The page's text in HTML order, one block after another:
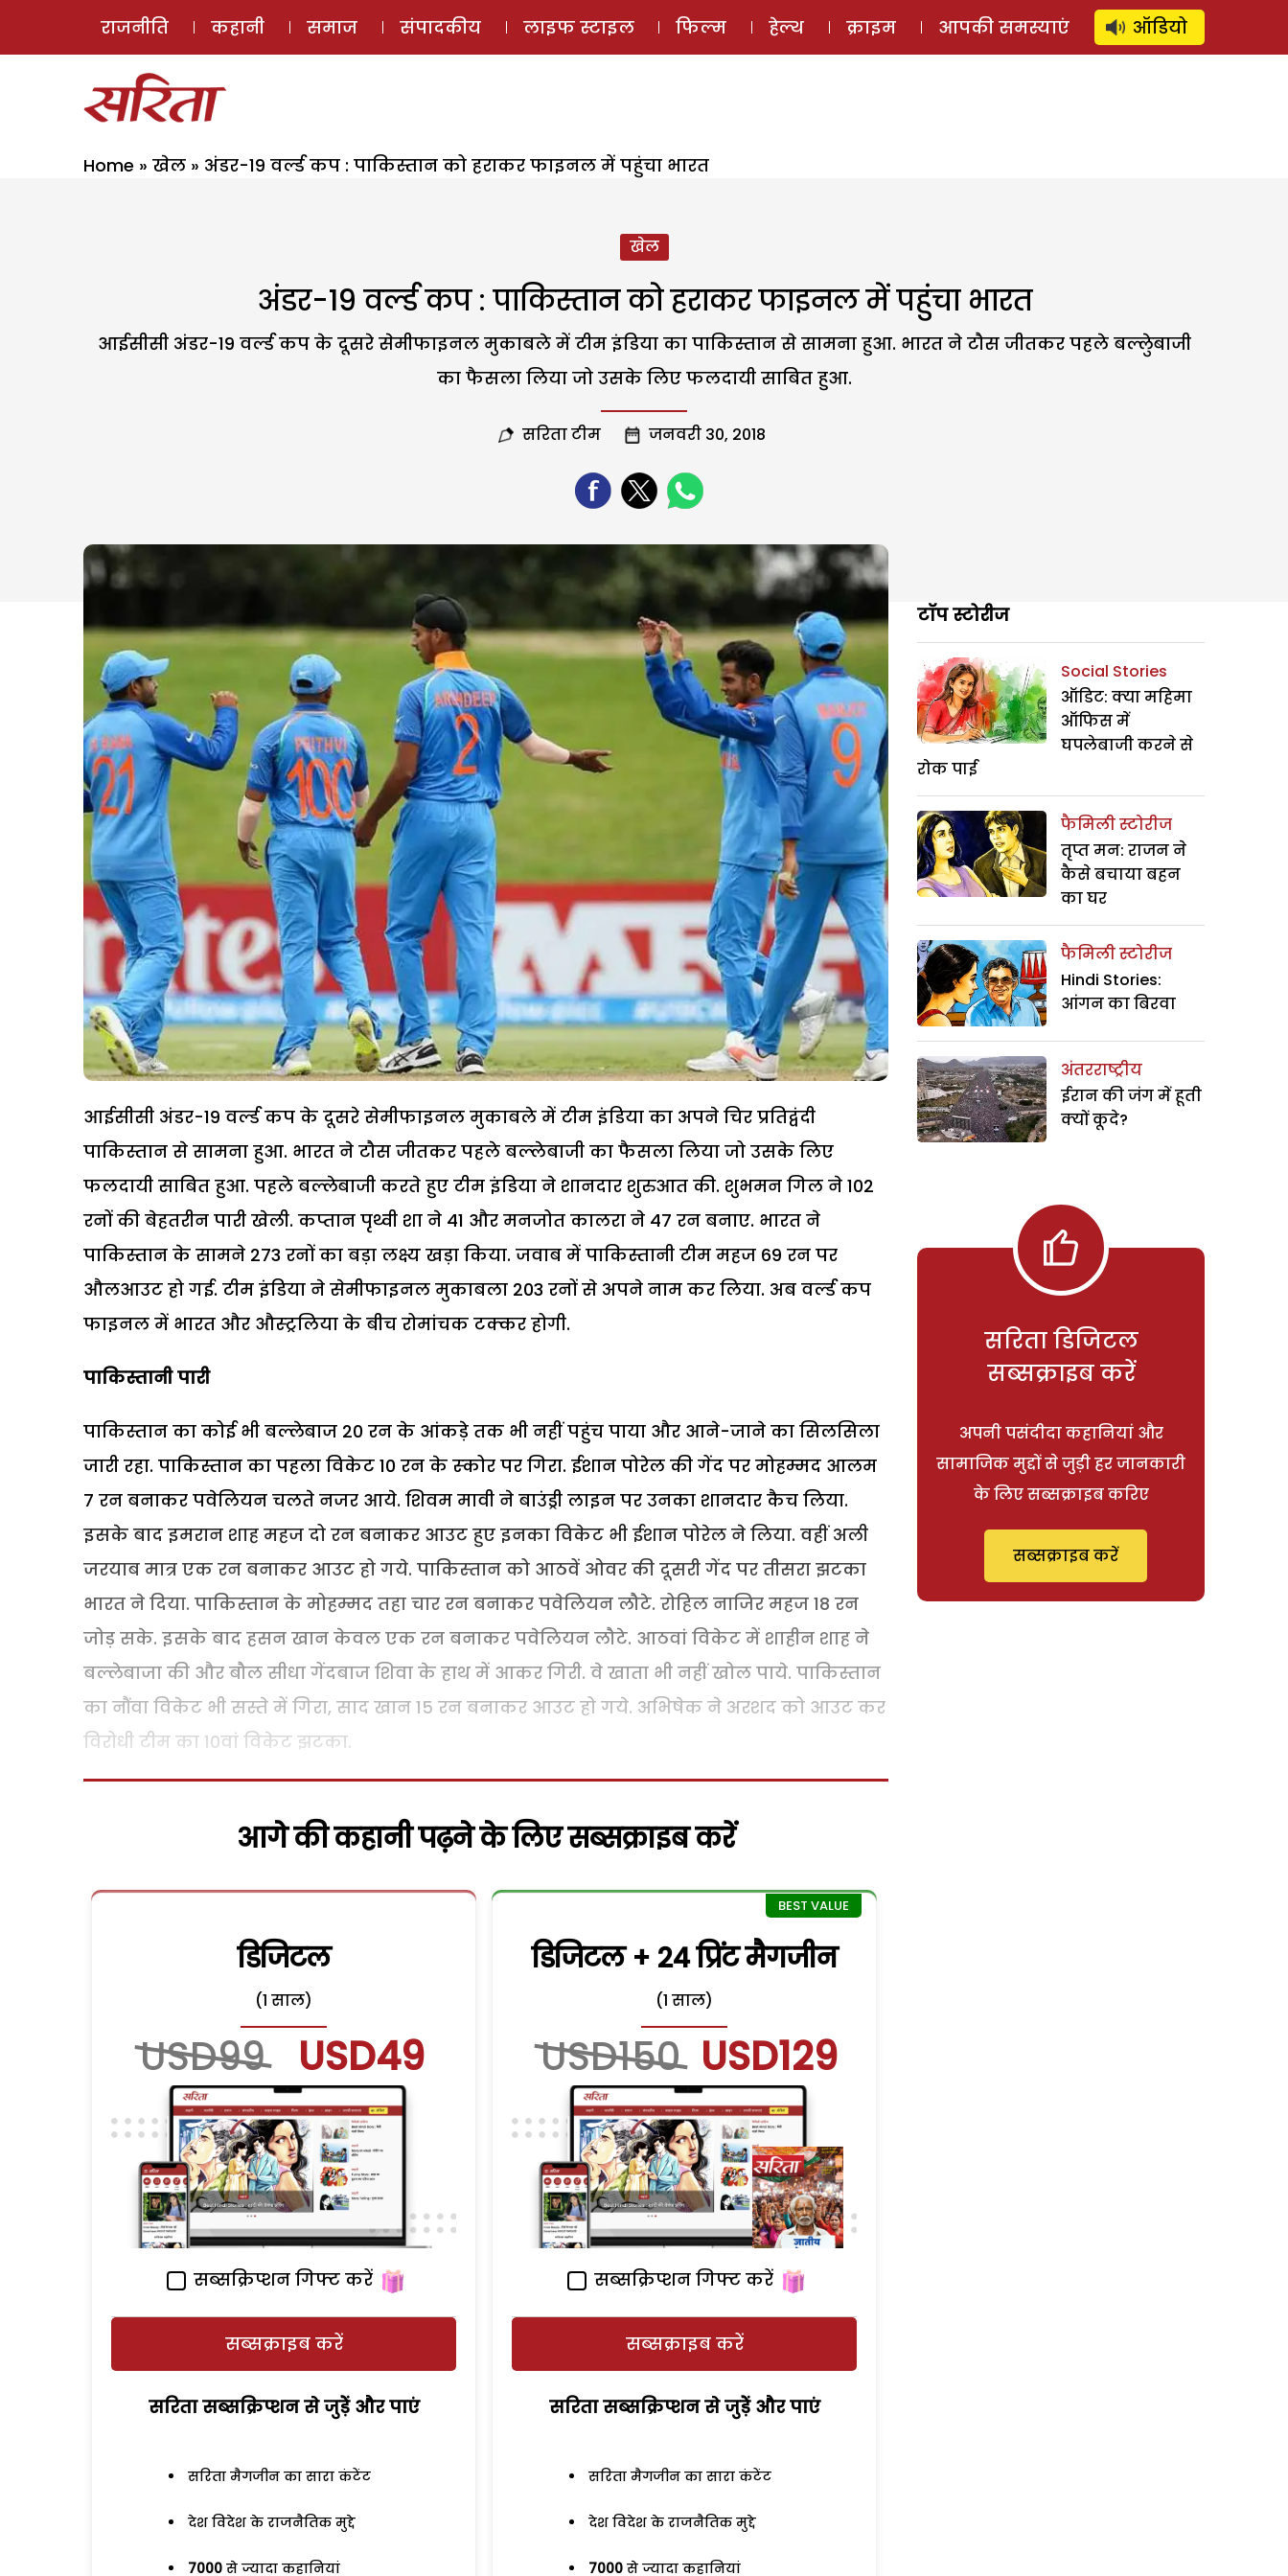
ई-मैगज़ीन ऑडियो स्टोरी लॉग इन ⚲ SUBSCRIBE
राजनीति कहानी समाज संपादकीय लाइफ स्टाइल फिल्म हेल्थ क्राइम आपकी समस्याएं ऑडियो
Home » खेल » अंडर-19 वर्ल्ड कप : पाकिस्तान को हराकर फाइनल में पहुंचा भारत
खेल
अंडर-19 वर्ल्ड कप : पाकिस्तान को हराकर फाइनल में पहुंचा भारत
आईसीसी अंडर-19 वर्ल्ड कप के दूसरे सेमीफाइनल मुकाबले में टीम इंडिया का पाकिस्तान से सामना हुआ. भारत ने टौस जीतकर पहले बल्लेुबाजी
का फैसला लिया जो उसके लिए फलदायी साबित हुआ.
सरिता टीम जनवरी 30, 2018
आईसीसी अंडर-19 वर्ल्ड कप के दूसरे सेमीफाइनल मुकाबले में टीम इंडिया का अपने चिर प्रतिद्वंदी
पाकिस्तान से सामना हुआ. भारत ने टौस जीतकर पहले बल्‍लेबाजी का फैसला लिया जो उसके लिए
फलदायी साबित हुआ. पहले बल्लेबाजी करते हुए टीम इंडिया ने शानदार शुरुआत की. शुभमन गिल ने 102
रनों की बेहतरीन पारी खेली. कप्तान पृथ्वी शा ने 41 और मनजोत कालरा ने 47 रन बनाए. भारत ने
पाकिस्तान के सामने 273 रनों का बड़ा लक्ष्य खड़ा किया. जवाब में पाकिस्तानी टीम महज 69 रन पर
औलआउट हो गई. टीम इंडिया ने सेमीफाइनल मुकाबला 203 रनों से अपने नाम कर लिया. अब वर्ल्ड कप
फाइनल में भारत और औस्ट्रलिया के बीच रोमांचक टक्कर होगी.
पाकिस्तानी पारी
पाकिस्तान का कोई भी बल्लेबाज 20 रन के आंकड़े तक भी नहीं पहुंच पाया और आने-जाने का सिलसिला
जारी रहा. पाकिस्तान का पहला विकेट 10 रन के स्‍कोर पर गिरा. ईशान पोरेल की गेंद पर मोहम्मद आलम
7 रन बनाकर पवेलियन चलते नजर आये. शिवम मावी ने बाउंड्री लाइन पर उनका शानदार कैच लिया.
इसके बाद इमरान शाह महज दो रन बनाकर आउट हुए इनका विकेट भी ईशान पोरेल ने लिया. वहीं अली
जरयाब मात्र एक रन बनाकर आउट हो गये. पाकिस्‍तान को आठवें ओवर की दूसरी गेंद पर तीसरा झटका
भारत ने दिया. पाकिस्तान के मोहम्मद तहा चार रन बनाकर पवेलियन लौटे. रोहिल नाजिर महज 18 रन
जोड़ सके. इसके बाद हसन खान केवल एक रन बनाकर पवेलियन लौटे. आठवां विकेट में शाहीन शाह ने
बल्लेबाजा की और बौल सीधा गेंदबाज शिवा के हाथ में आकर गिरी. वे खाता भी नहीं खोल पाये. पाकिस्तान
का नौंवा विकेट भी सस्ते में गिरा, साद खान 15 रन बनाकर आउट हो गये. अभिषेक ने अरशद को आउट कर
विरोधी टीम का 10वां विकेट झटका.
आगे की कहानी पढ़ने के लिए सब्सक्राइब करें
डिजिटल
(1 साल)
USD99 USD49
सब्सक्रिप्शन गिफ्ट करें
सब्सक्राइब करें
सरिता सब्सक्रिप्शन से जुड़ेें और पाएं
सरिता मैगजीन का सारा कंटेंट
देश विदेश के राजनैतिक मुद्दे
7000 से ज्यादा कहानियां
डिजिटल + 24 प्रिंट मैगजीन
(1 साल)
USD150 USD129
सब्सक्रिप्शन गिफ्ट करें
सब्सक्राइब करें
सरिता सब्सक्रिप्शन से जुड़ेें और पाएं
सरिता मैगजीन का सारा कंटेंट
देश विदेश के राजनैतिक मुद्दे
7000 से ज्यादा कहानियां
टॉप स्टोरीज
Social Stories
ऑडिट: क्या महिमा
ऑफिस में
घपलेबाजी करने से
रोक पाई
फैमिली स्टोरीज
तृप्त मन: राजन ने
कैसे बचाया बहन
का घर
फैमिली स्टोरीज
Hindi Stories:
आंगन का बिरवा
अंतरराष्ट्रीय
ईरान की जंग में हूती
क्यों कूदे?
सरिता डिजिटल
सब्सक्राइब करें
अपनी पसंदीदा कहानियां और
सामाजिक मुद्दों से जुड़ी हर जानकारी
के लिए सब्सक्राइब करिए
सब्सक्राइब करें